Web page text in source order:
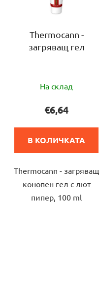
Thermocann -
загряващ гел
оценка
на
продукта
4,0
5
звезди.
На склад
€6,64
В КОЛИЧКАТА
Thermocann - загряващ
конопен гел с лют
пипер, 100 ml